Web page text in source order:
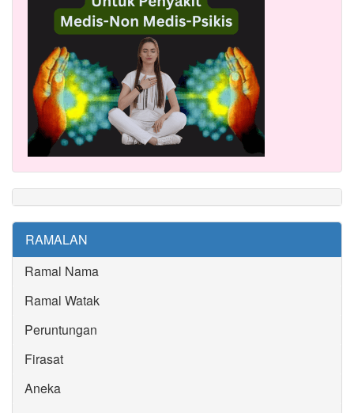
RAMALAN
Ramal Nama
Ramal Watak
Peruntungan
Firasat
Aneka